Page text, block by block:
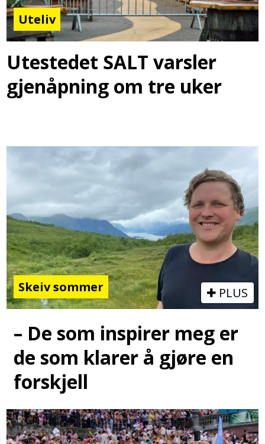
Uteliv
Utestedet SALT varsler
gjenåpning om tre uker
Skeiv sommer PLUS
– De som inspirer meg er
de som klarer å gjøre en
forskjell